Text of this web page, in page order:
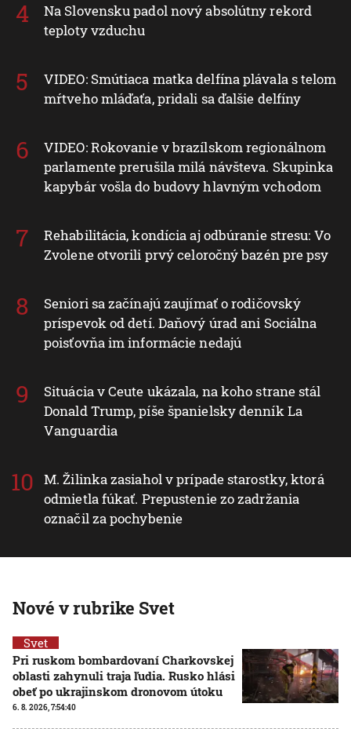
Na Slovensku padol nový absolútny rekord
teploty vzduchu
VIDEO: Smútiaca matka delfína plávala s telom
mŕtveho mláďaťa, pridali sa ďalšie delfíny
VIDEO: Rokovanie v brazílskom regionálnom
parlamente prerušila milá návšteva. Skupinka
kapybár vošla do budovy hlavným vchodom
Rehabilitácia, kondícia aj odbúranie stresu: Vo
Zvolene otvorili prvý celoročný bazén pre psy
Seniori sa začínajú zaujímať o rodičovský
príspevok od detí. Daňový úrad ani Sociálna
poisťovňa im informácie nedajú
Situácia v Ceute ukázala, na koho strane stál
Donald Trump, píše španielsky denník La
Vanguardia
M. Žilinka zasiahol v prípade starostky, ktorá
odmietla fúkať. Prepustenie zo zadržania
označil za pochybenie
Nové v rubrike Svet
Svet
Pri ruskom bombardovaní Charkovskej
oblasti zahynuli traja ľudia. Rusko hlási
obeť po ukrajinskom dronovom útoku
6. 8. 2026, 7:54:40